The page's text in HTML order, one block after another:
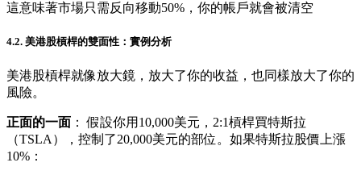
這意味著市場只需反向移動50%，你的帳戶就會被清空
4.2. 美港股槓桿的雙面性：實例分析
美港股槓桿就像放大鏡，放大了你的收益，也同樣放大了你的
風險。
正面的一面 ： 假設你用10,000美元，2:1槓桿買特斯拉
（TSLA），控制了20,000美元的部位。如果特斯拉股價上漲
10%：